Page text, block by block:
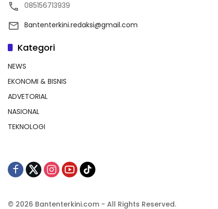
085156713939
Bantenterkini.redaksi@gmail.com
Kategori
NEWS
EKONOMI & BISNIS
ADVETORIAL
NASIONAL
TEKNOLOGI
© 2026 Bantenterkini.com - All Rights Reserved.